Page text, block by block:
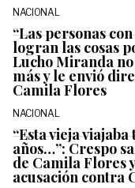
NACIONAL
“Las personas
logran las cosas
Lucho Miranda
más y le envió
Camila Flores
NACIONAL
“Esta vieja viajaba
años…”: Crespo
de Camila Flores
acusación contra